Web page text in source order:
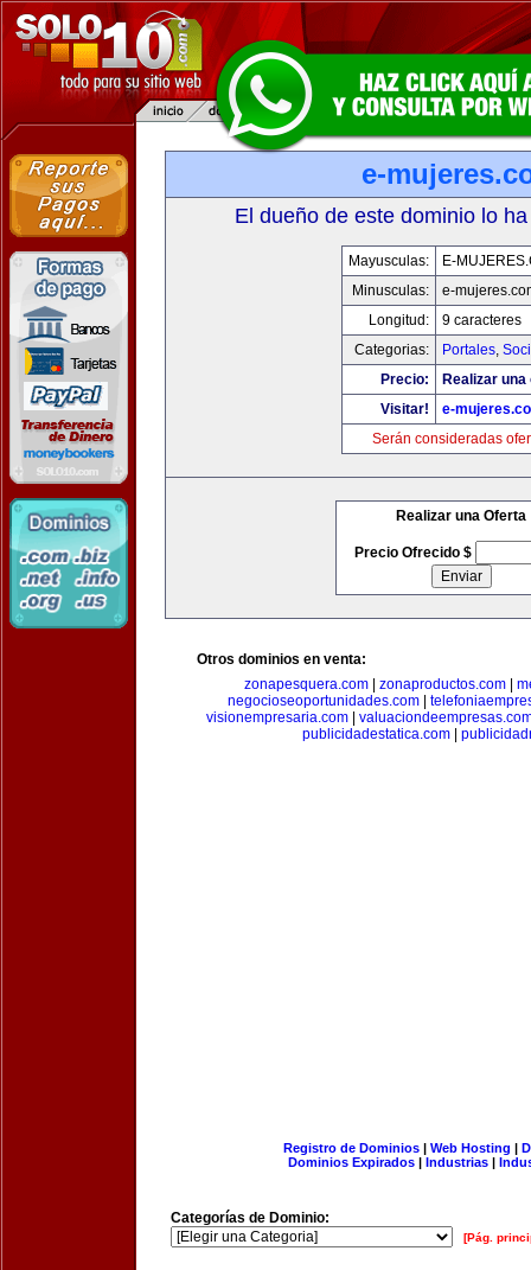
e-
El dueño de este dominio lo
Mayusculas:
E-
Minusculas:
e-
Longitud:
9 caracteres
Categorias:
Portales,
Precio:
Realizar
Visitar!
e-
Serán consideradas
Realizar una Oferta
Precio Ofrecido $
Otros dominios en venta:
zonapesquera.com| zonaproductos.com|
negocioseoportunidades.com
visionempresaria.com
publicidadestatica.com
Registro de Dominios| Web Hosting |
Dominios Expirados | Industrias |
Categorías de Dominio:
[Pág.